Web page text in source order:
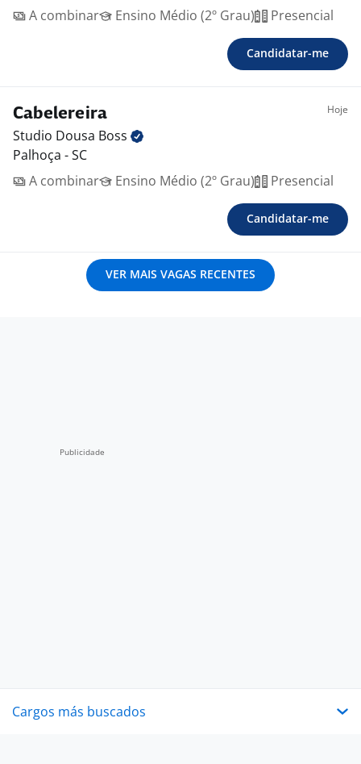
A combinar
Ensino Médio (2º Grau) Presencial
Candidatar-me
Cabelereira Hoje
Studio Dousa Boss
Palhoça - SC
A combinar
Ensino Médio (2º Grau) Presencial
Candidatar-me
VER MAIS VAGAS RECENTES
Cargos más buscados